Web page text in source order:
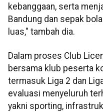
kebanggaan, serta
Bandung dan sepak
luas," tambah dia.
Dalam proses Club
bersama klub peserta
termasuk Liga 2 dan
evaluasi menyeluruh
yakni sporting,